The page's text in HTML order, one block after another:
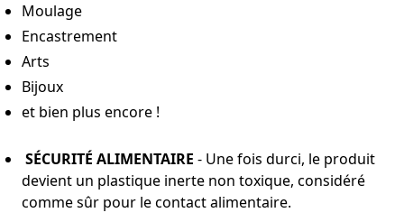
Moulage
Encastrement
Arts
Bijoux
et bien plus encore !
SÉCURITÉ ALIMENTAIRE - Une fois durci, le produit
devient un plastique inerte non toxique, considéré
comme sûr pour le contact alimentaire.